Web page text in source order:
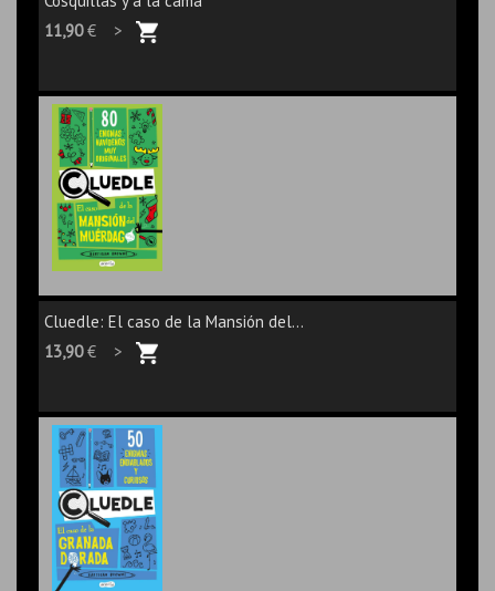
11,90€ >
Cluedle: El caso de la Mansión del...
13,90€ >